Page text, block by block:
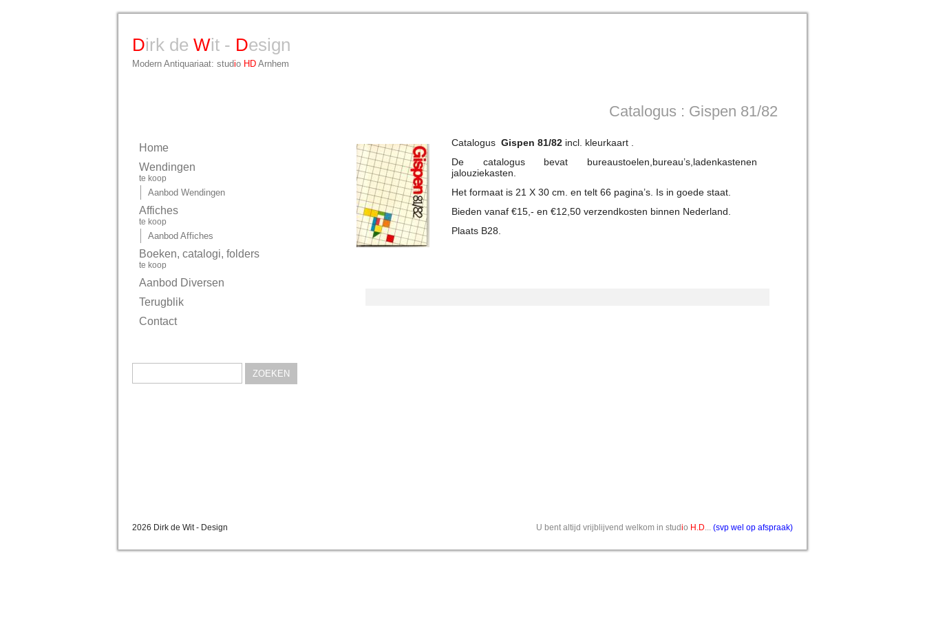
Dirk de Wit - Design
Modern Antiquariaat: studio HD Arnhem
Catalogus : Gispen 81/82
Catalogus Gispen 81/82 incl. kleurkaart .
De catalogus bevat bureaustoelen,bureau’s,ladenkastenen
jalouziekasten.
Het formaat is 21 X 30 cm. en telt 66 pagina’s. Is in goede staat.
Bieden vanaf €15,- en €12,50 verzendkosten binnen Nederland.
Plaats B28.
Home
Wendingen
te koop
Aanbod Wendingen
Affiches
te koop
Aanbod Affiches
Boeken, catalogi, folders
te koop
Aanbod Diversen
Terugblik
Contact
naar:
2026 Dirk de Wit - Design U bent altijd vrijblijvend welkom in studio H.D... (svp wel op afspraak)